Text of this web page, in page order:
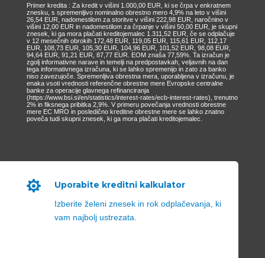
Primer kredita : Za kredit v višini 1.000,00 EUR, ki se črpa v enkratnem
znesku, s spremenljivo nominalno obrestno mero 4,9% na leto v višini
26,54 EUR, nadomestilom za storitve v višini 222,98 EUR, naročnino v
višini 12,00 EUR in nadomestilom za črpanje v višini 50,00 EUR, je skupni
znesek, ki ga mora plačati kreditojemalec 1.311,52 EUR, če se odplačuje
v 12 mesečnih obrokih 172,48 EUR, 119,05 EUR, 115,61 EUR, 112,17
EUR, 108,73 EUR, 105,30 EUR, 104,96 EUR, 101,52 EUR, 98,08 EUR,
94,64 EUR, 91,21 EUR, 87,77 EUR. EOM znaša 77,59%. Ta izračun je
zgolj informativne narave in temelji na predpostavkah, veljavnih na dan
tega informativnega izračuna, ki se lahko spremenijo in zato za banko
niso zavezujoče. Spremenljiva obrestna mera, uporabljena v izračunu, je
enaka vsoti vrednosti referenčne obrestne mere Evropske centralne
banke za operacije glavnega refinanciranja
(https://www.bsi.si/en/statistics/interest-rates/ecb-interest-rates), trenutno
2% in fiksnega pribitka 2,9%. V primeru povečanja vrednosti obrestne
mere EC MRO in posledično kreditne obrestne mere se lahko znatno
poveča tudi skupni znesek, ki ga mora plačati kreditojemalec.
 Uporabite kreditni kalkulator
Izberite želeni znesek in rok odplačevanja, ki
vam najbolj ustrezata.